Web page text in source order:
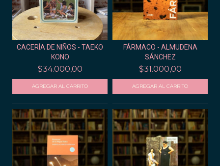
CACERÍA DE NIÑOS - TAEKO
KONO
$34.000,00
FÁRMACO - ALMUDENA
SÁNCHEZ
$31.000,00